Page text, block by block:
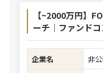
【~2000万円】
ーチ｜ファンド
企業名
非